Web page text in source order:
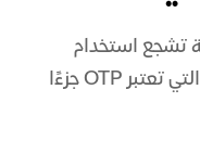
تشجع استخدام
المصادقة متعددة العوامل (MFA) والتي تعتبر OTP جزءًا